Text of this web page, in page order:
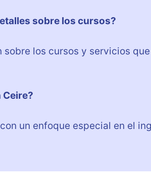
sobre los cursos?
los cursos y servicios
Ceire?
un enfoque especial en el